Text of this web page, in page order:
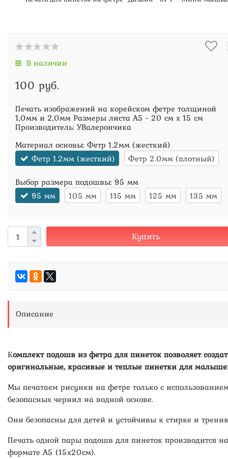
В наличии
100 руб.
Печать изображений на корейском фетре толщиной
1,0мм и 2,0мм Размеры листа А5 - 20 см х 15 см
Производитель: УВалерончика
Материал основы: Фетр 1.2мм (жесткий)
Фетр 1.2мм (жесткий)
Фетр 2.0мм (плотный)
Выбор размера подошвы: 95 мм
95 мм
105 мм 115 мм 125 мм 135 мм
Купить
Описание
Комплект подошв из фетра для пинеток позволяет
оригинальные, красивые и теплые пинетки для
Мы печатаем рисунки на фетре только с
безопасных чернил на водной основе.
Они безопасны для детей и устойчивы к стирке и
Печать одной пары подошв для пинеток производится на
формате А5 (15х20см).